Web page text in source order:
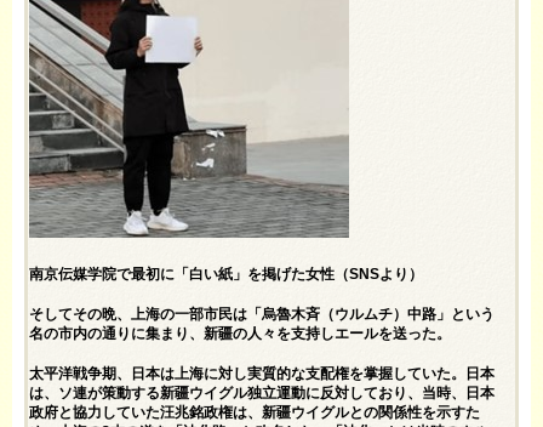
南京伝媒学院で最初に「白い紙」を掲げた女性（SNSより）
そしてその晩、上海の一部市民は「烏魯木斉（ウルムチ）中路」という
名の市内の通りに集まり、新疆の人々を支持しエールを送った。
太平洋戦争期、日本は上海に対し実質的な支配権を掌握していた。日本
は、ソ連が策動する新疆ウイグル独立運動に反対しており、当時、日本
政府と協力していた汪兆銘政権は、新疆ウイグルとの関係性を示すた